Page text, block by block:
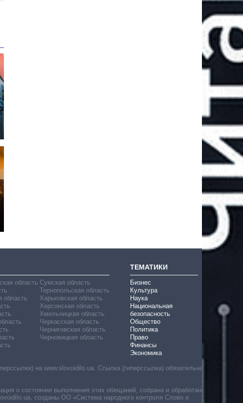
область
область
Сумская область
Тернопольская область
Харьковская область
Херсонская область
Хмельницкая область
Черкасская область
Черниговская область
Черновицкая область
ТЕМАТИКИ
Бизнес
Культура
Наука
Национальная
безопасность
Общество
Политика
Право
Финансы
Экономика
на www.slovoidilo.ua. Ссылка (гиперссылка) обязательна
о состоянии выполнения этих обещаний, собрана и обработана
созданы ОО «Система народного контроля Слово и